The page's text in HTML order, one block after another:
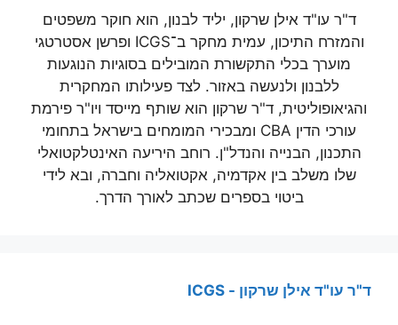
ד"ר עו"ד אילן שרקון, יליד לבנון, הוא חוקר משפטים
והמזרח התיכון, עמית מחקר ב־ICGS ופרשן אסטרטגי
מוערך בכלי התקשורת המובילים בסוגיות הנוגעות
ללבנון ולנעשה באזור. לצד פעילותו המחקרית
והגיאופוליטית, ד"ר שרקון הוא שותף מייסד ויו"ר פירמת
עורכי הדין CBA ומבכירי המומחים בישראל בתחומי
התכנון, הבנייה והנדל"ן. רוחב היריעה האינטלקטואלי
שלו משלב בין אקדמיה, אקטואליה וחברה, ובא לידי
ביטוי בספרים שכתב לאורך הדרך.
ד"ר עו"ד אילן שרקון - ICGS